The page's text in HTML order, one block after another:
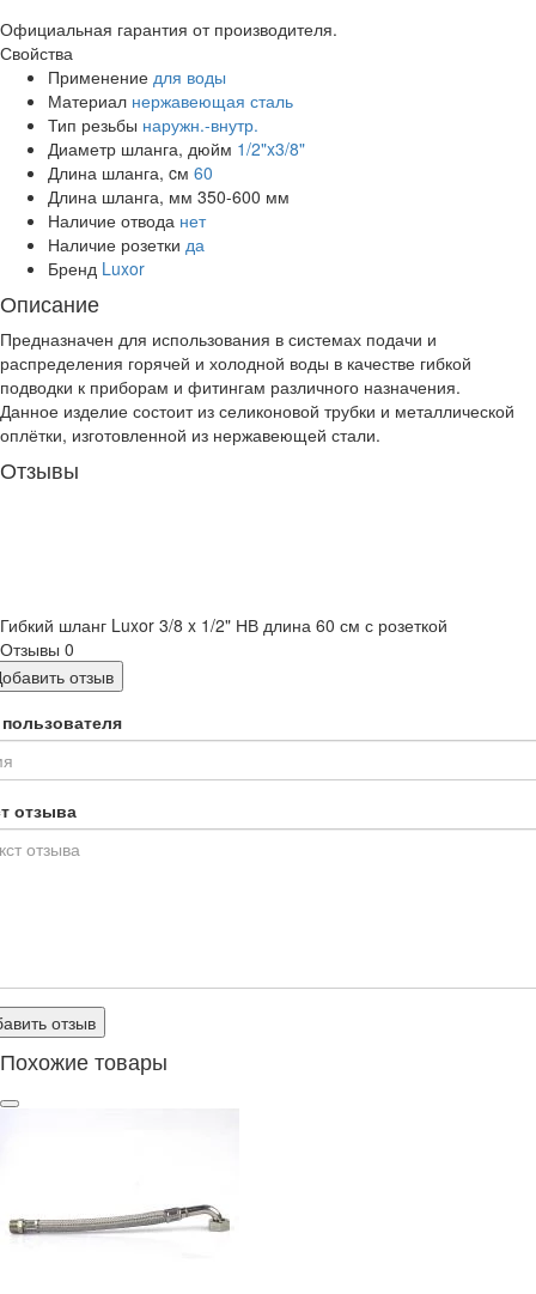
Официальная гарантия от производителя.
Свойства
Применение для воды
Материал нержавеющая сталь
Тип резьбы наружн.-внутр.
Диаметр шланга, дюйм 1/2"x3/8"
Длина шланга, cм 60
Длина шланга, мм 350-600 мм
Наличие отвода нет
Наличие розетки да
Бренд Luxor
Описание
Предназначен для использования в системах подачи и
распределения горячей и холодной воды в качестве гибкой
подводки к приборам и фитингам различного назначения.
Данное изделие состоит из селиконовой трубки и металлической
оплётки, изготовленной из нержавеющей стали.
Отзывы
Гибкий шланг Luxor 3/8 x 1/2" НВ длина 60 см с розеткой
Отзывы 0
отзыв
отзыва
отзыв
Похожие товары